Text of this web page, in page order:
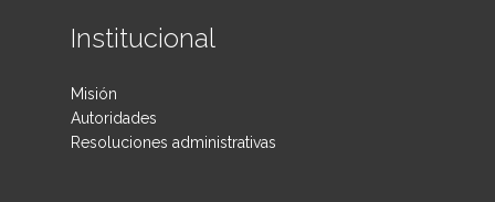
Institucional
Misión
Autoridades
Resoluciones administrativas